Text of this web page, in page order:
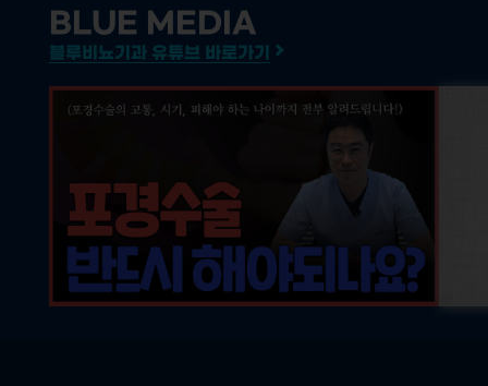
BLUE MEDIA
블루비뇨기과 유튜브 바로가기